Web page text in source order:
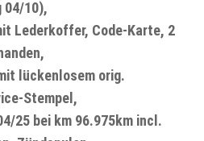
04/10),
Lederkoffer, Code-Karte, 2
lückenlosem orig.
Stempel,
25 bei km 96.975km incl.